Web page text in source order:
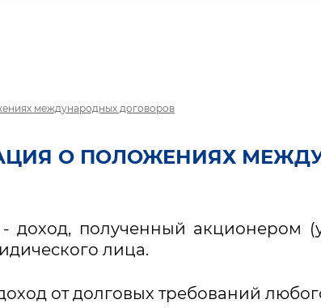
международных договоров
О ПОЛОЖЕНИЯХ
- доход, полученный акционером
лица.
от долговых требований